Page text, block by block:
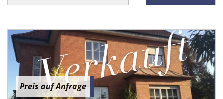
Preis auf Anfrage